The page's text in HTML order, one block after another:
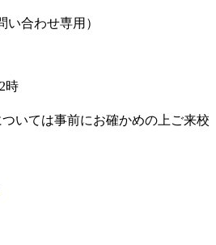
合わせ専用）
時
ついては事前にお確かめの上ご来校